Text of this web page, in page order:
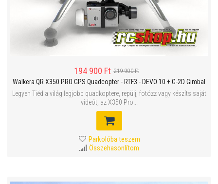
194 900 Ft 219 900 Ft
Walkera QR X350 PRO GPS Quadcopter - RTF3 - DEVO 10 + G-2D Gimbal
Legyen Tiéd a világ legjobb quadkoptere, repülj, fotózz vagy készíts saját
videót, az X350 Pro...
Parkolóba teszem
Összehasonlítom